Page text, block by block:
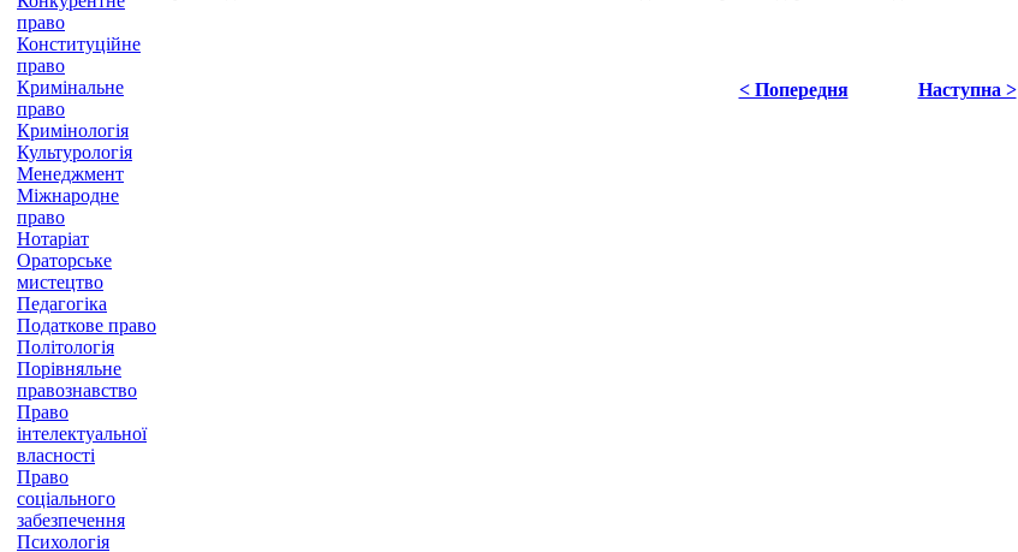
право
Конституційне
право
Кримінальне
право
Кримінологія
Культурологія
Менеджмент
Міжнародне
право
Нотаріат
Ораторське
мистецтво
Педагогіка
Податкове право
Політологія
Порівняльне
правознавство
Право
інтелектуальної
власності
Право
соціального
забезпечення
Психологія
< Попередня Наступна >